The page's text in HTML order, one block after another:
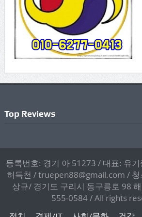
Top Reviews
등록번호: 경기 아 51273 / 대표: 유
허득천 / truepen88@gmail.com / 청
상규/ 경기도 구리시 동구릉로 98
555-0584 / All rights